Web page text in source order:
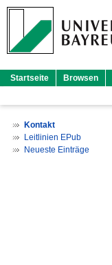
Startseite Browsen
Kontakt
Leitlinien EPub
Neueste Einträge